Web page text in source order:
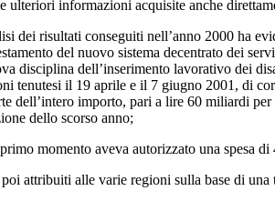
ulteriori informazioni acquisite anche
dei risultati conseguiti nell’anno 2000 ha
del nuovo sistema decentrato dei
disciplina dell’inserimento lavorativo dei
tenutesi il 19 aprile e il 7 giugno 2001, di
dell’intero importo, pari a lire 60 miliardi
dello scorso anno;
momento aveva autorizzato una spesa
attribuiti alle varie regioni sulla base di